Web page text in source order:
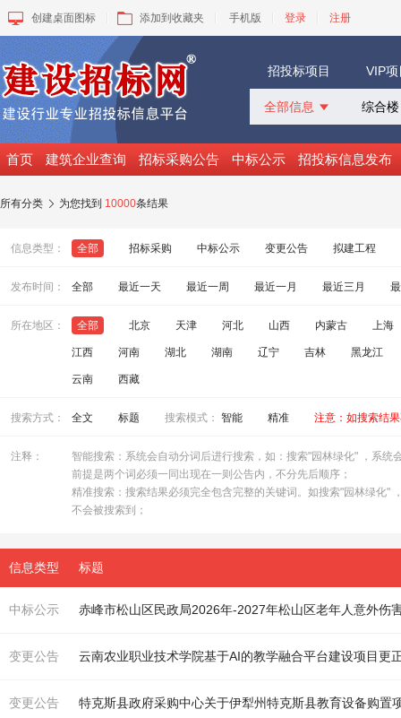
创建桌面图标 添加到收藏夹 手机版 登录 注册
招投标项目 VIP
全部信息 
招标采购
中标公示
询价采购
首页 建筑企业查询 招标采购公告 中标公示 招投标信息发布
所有分类  为您找到 10000条结果
信息类型： 全部 招标采购 中标公示 变更公告 拟建工程
发布时间： 全部 最近一天 最近一周 最近一月 最近三月
所在地区： 全部 北京 天津 河北 山西 内蒙古 上海
江西 河南 湖北 湖南 辽宁 吉林 黑龙江
云南 西藏
搜索方式： 全文 标题 搜索模式： 智能 精准 注意：如搜索结
注释：
智能搜索：系统会自动分词后进行搜索，如：搜索"园林绿化" ，系统
前提是两个词必须一同出现在一则公告内，不分先后顺序；
精准搜索：搜索结果必须完全包含完整的关键词。如搜索"园林绿化"
不会被搜索到；
信息类型 标题
中标公示 赤峰市松山区民政局2026年-2027年松山区老年人意外伤
变更公告 云南农业职业技术学院基于AI的教学融合平台建设项目更
变更公告